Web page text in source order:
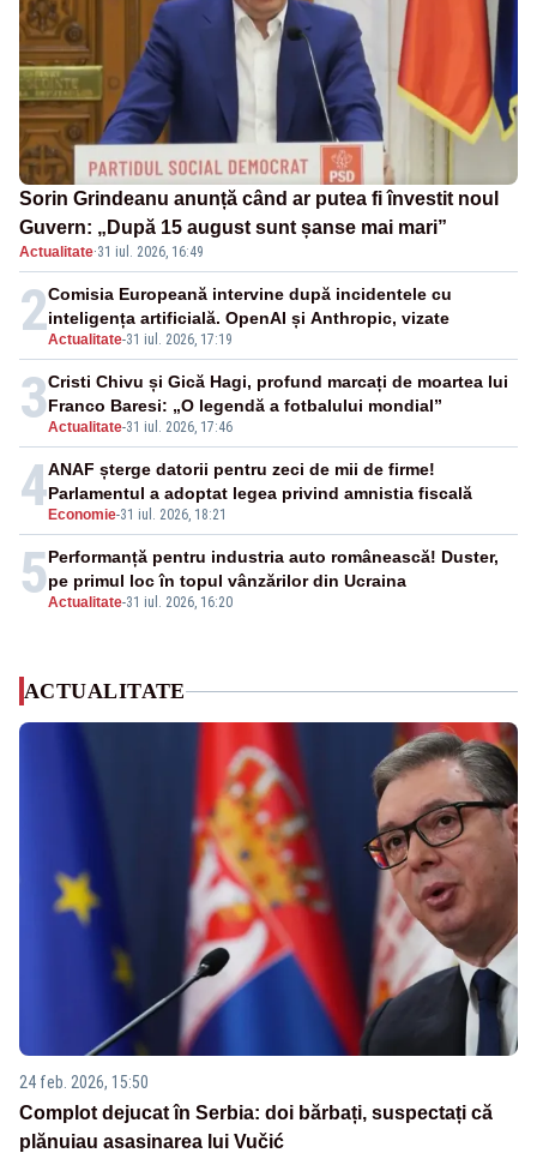
Sorin Grindeanu anunță când ar putea fi învestit noul
Guvern: „După 15 august sunt șanse mai mari”
Actualitate·31 iul. 2026, 16:49
2Actualitate-31 iul. 2026, 17:19
Comisia Europeană intervine după incidentele cu
inteligența artificială. OpenAI și Anthropic, vizate
3Actualitate-31 iul. 2026, 17:46
Cristi Chivu și Gică Hagi, profund marcați de moartea lui
Franco Baresi: „O legendă a fotbalului mondial”
4 Economie-31 iul. 2026, 18:21
ANAF șterge datorii pentru zeci de mii de firme!
Parlamentul a adoptat legea privind amnistia fiscală
5Actualitate-31 iul. 2026, 16:20
Performanță pentru industria auto românească! Duster,
pe primul loc în topul vânzărilor din Ucraina
ACTUALITATE
24 feb. 2026, 15:50
Complot dejucat în Serbia: doi bărbați, suspectați că
plănuiau asasinarea lui Vučić